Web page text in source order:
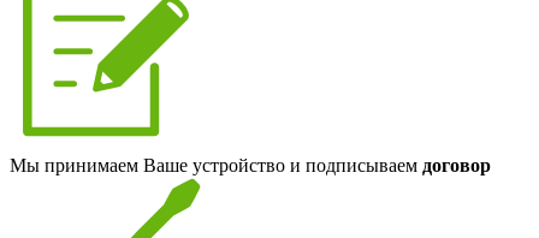
Мы принимаем Ваше устройство и подписываем договор